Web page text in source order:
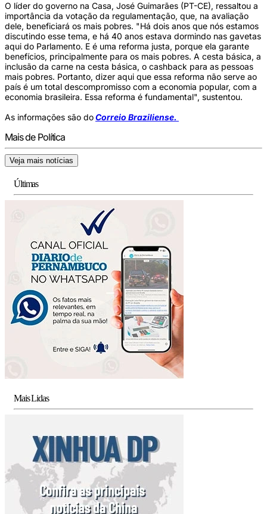
O líder do governo na Casa, José Guimarães (PT-CE), ressaltou a
importância da votação da regulamentação, que, na avaliação
dele, beneficiará os mais pobres. "Há dois anos que nós estamos
discutindo esse tema, e há 40 anos estava dormindo nas gavetas
aqui do Parlamento. E é uma reforma justa, porque ela garante
benefícios, principalmente para os mais pobres. A cesta básica, a
inclusão da carne na cesta básica, o cashback para as pessoas
mais pobres. Portanto, dizer aqui que essa reforma não serve ao
país é um total descompromisso com a economia popular, com a
economia brasileira. Essa reforma é fundamental", sustentou.
As informações são doCorreio Braziliense.
Mais de Política
Veja mais notícias
Últimas
Mais Lidas